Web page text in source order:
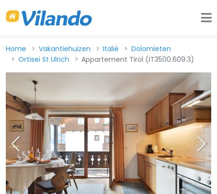
Home Vakantiehuizen Italië
Dolomieten
Ortisei St Ulrich
Appartement Tirol (IT3500.609.3)